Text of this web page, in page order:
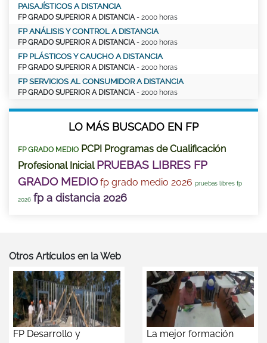
PAISAJÍSTICOS A DISTANCIA
FP GRADO SUPERIOR A DISTANCIA - 2000 horas
FP ANÁLISIS Y CONTROL A DISTANCIA
FP GRADO SUPERIOR A DISTANCIA - 2000 horas
FP PLÁSTICOS Y CAUCHO A DISTANCIA
FP GRADO SUPERIOR A DISTANCIA - 2000 horas
FP SERVICIOS AL CONSUMIDOR A DISTANCIA
FP GRADO SUPERIOR A DISTANCIA - 2000 horas
LO MÁS BUSCADO EN FP
FP GRADO MEDIO PCPI Programas de Cualificación
Profesional Inicial PRUEBAS LIBRES FP
GRADO MEDIO fp grado medio 2026 pruebas libres fp
2026 fp a distancia 2026
Otros Artículos en la Web
FP Desarrollo y
La mejor formación